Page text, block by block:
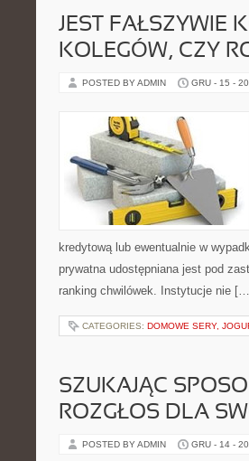
JEST FAŁSZYWIE
KOLEGÓW, CZY
POSTED BY ADMIN GRU - 15 -
kredytową lub ewentualnie w
prywatna udostępniana jest pod
ranking chwilówek. Instytucje nie
CATEGORIES: DOMOWE SERY,
SZUKAJĄC
ROZGŁOS DLA
POSTED BY ADMIN GRU - 14 -